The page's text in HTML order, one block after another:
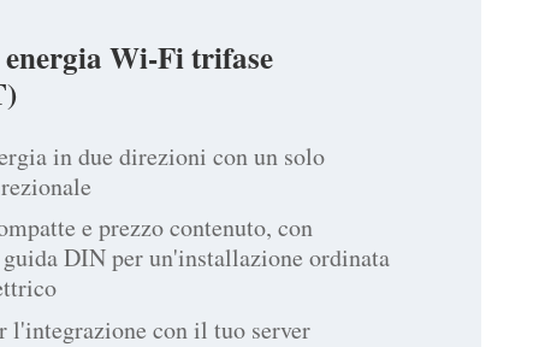
Wi-Fi trifase
in due direzioni con un solo
e prezzo contenuto, con
DIN per un'installazione ordinata
l'integrazione con il tuo server